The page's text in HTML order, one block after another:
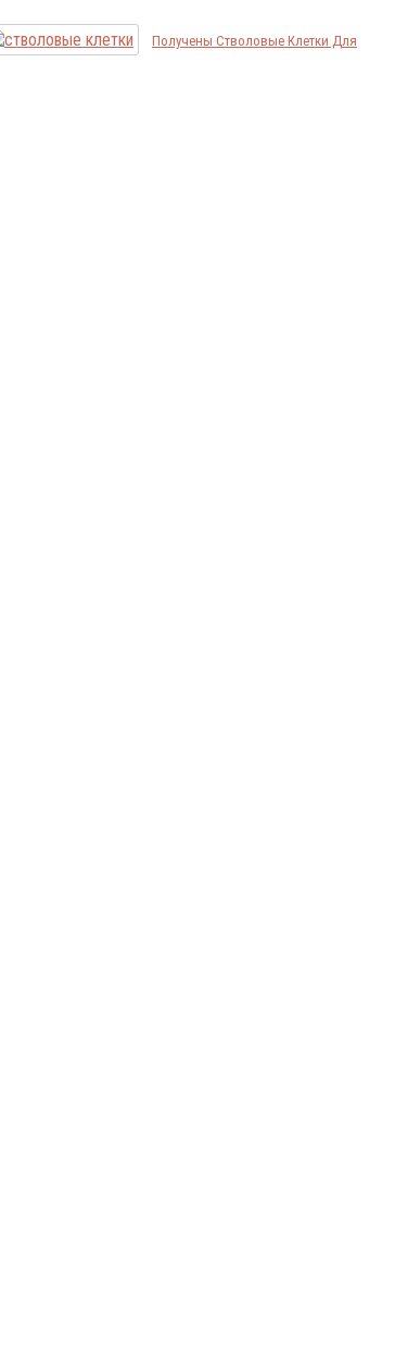
Получены Стволовые Клетки Для